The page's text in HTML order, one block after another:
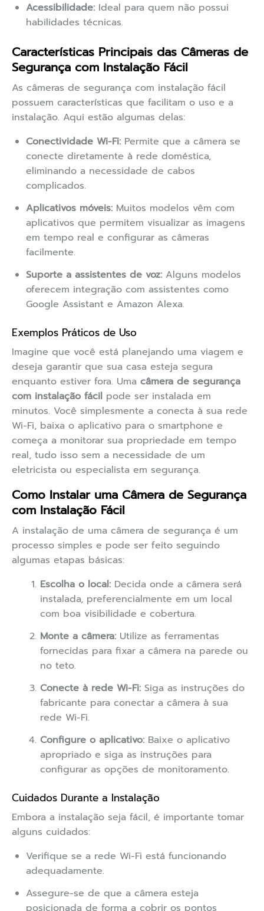
Acessibilidade: Ideal para quem não possui
habilidades técnicas.
Características Principais das Câmeras de
Segurança com Instalação Fácil
As câmeras de segurança com instalação fácil
possuem características que facilitam o uso e a
instalação. Aqui estão algumas delas:
Conectividade Wi-Fi: Permite que a câmera se
conecte diretamente à rede doméstica,
eliminando a necessidade de cabos
complicados.
Aplicativos móveis: Muitos modelos vêm com
aplicativos que permitem visualizar as imagens
em tempo real e configurar as câmeras
facilmente.
Suporte a assistentes de voz: Alguns modelos
oferecem integração com assistentes como
Google Assistant e Amazon Alexa.
Exemplos Práticos de Uso
Imagine que você está planejando uma viagem e
deseja garantir que sua casa esteja segura
enquanto estiver fora. Uma câmera de segurança
com instalação fácil pode ser instalada em
minutos. Você simplesmente a conecta à sua rede
Wi-Fi, baixa o aplicativo para o smartphone e
começa a monitorar sua propriedade em tempo
real, tudo isso sem a necessidade de um
eletricista ou especialista em segurança.
Como Instalar uma Câmera de Segurança
com Instalação Fácil
A instalação de uma câmera de segurança é um
processo simples e pode ser feito seguindo
algumas etapas básicas:
Escolha o local: Decida onde a câmera será
instalada, preferencialmente em um local
com boa visibilidade e cobertura.
Monte a câmera: Utilize as ferramentas
fornecidas para fixar a câmera na parede ou
no teto.
Conecte à rede Wi-Fi: Siga as instruções do
fabricante para conectar a câmera à sua
rede Wi-Fi.
Configure o aplicativo: Baixe o aplicativo
apropriado e siga as instruções para
configurar as opções de monitoramento.
Cuidados Durante a Instalação
Embora a instalação seja fácil, é importante tomar
alguns cuidados:
Verifique se a rede Wi-Fi está funcionando
adequadamente.
Assegure-se de que a câmera esteja
posicionada de forma a cobrir os pontos